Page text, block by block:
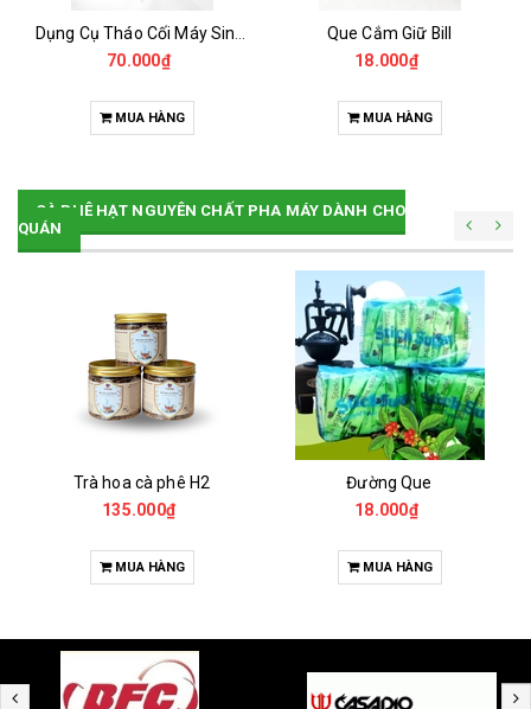
Dụng Cụ Tháo Cối Máy Sinh Tố UNIBLEND -OMNIBLEN , BLENDER ...
70.000₫
MUA HÀNG
Que Cắm Giữ Bill
18.000₫
MUA HÀNG
CÀ PHÊ HẠT NGUYÊN CHẤT PHA MÁY DÀNH CHO
QUÁN
Trà hoa cà phê H2
135.000₫
MUA HÀNG
Đường Que
18.000₫
MUA HÀNG